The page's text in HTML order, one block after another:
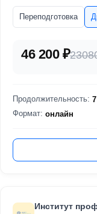
Переподготовка
46 200 ₽
Продолжительность:
Формат: онлайн
Институт